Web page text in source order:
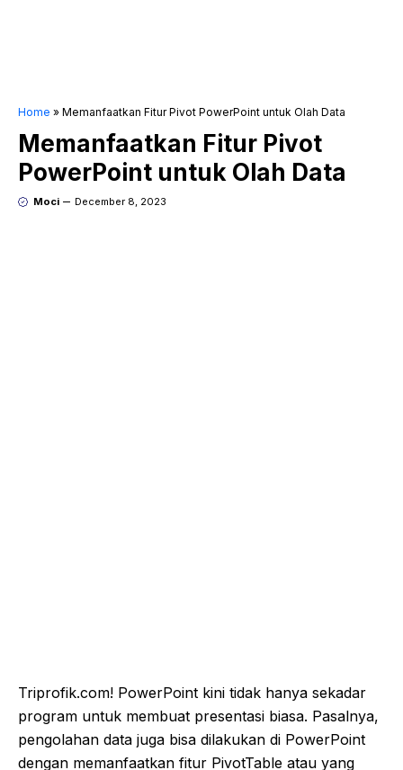
Home » Memanfaatkan Fitur Pivot PowerPoint untuk Olah Data
Memanfaatkan Fitur Pivot
PowerPoint untuk Olah Data
Moci December 8, 2023
Triprofik.com! PowerPoint kini tidak hanya sekadar
program untuk membuat presentasi biasa. Pasalnya,
pengolahan data juga bisa dilakukan di PowerPoint
dengan memanfaatkan fitur PivotTable atau yang